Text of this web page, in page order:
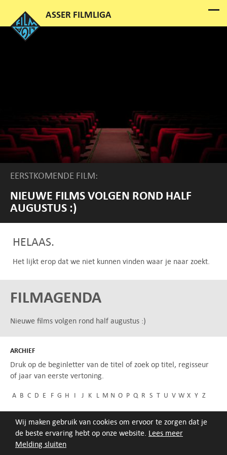
Melding sluiten
Wij maken gebruik van cookies om ervoor te zorgen dat je
de beste ervaring hebt op onze website. Lees meer
EERSTKOMENDE FILM:
NIEUWE FILMS VOLGEN ROND HALF
AUGUSTUS :)
HELAAS.
Het lijkt erop dat we niet kunnen vinden waar je naar zoekt.
FILMAGENDA
Nieuwe films volgen rond half augustus :)
ARCHIEF
Druk op de beginletter van de titel of zoek op titel, regisseur
of jaar van eerste vertoning.
A B C D E F G H I J K L M N O P Q R S T U V W X Y Z